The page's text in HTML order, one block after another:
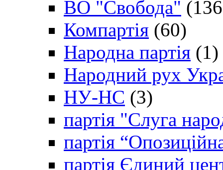
ВО "Свобода"
Компартія (60)
Народна партія (1)
Народний рух
НУ-НС (3)
партія "Слуга
партія
партія Єдиний